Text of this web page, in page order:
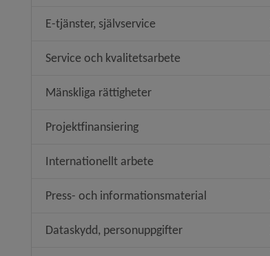
E-tjänster, självservice
Service och kvalitetsarbete
Mänskliga rättigheter
Projektfinansiering
Internationellt arbete
Press- och informationsmaterial
Dataskydd, personuppgifter